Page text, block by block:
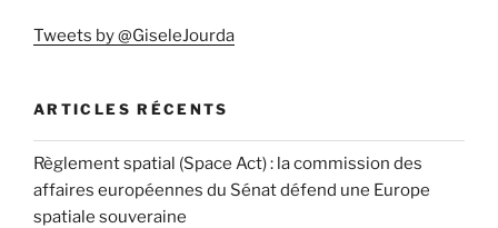
Tweets by @GiseleJourda
ARTICLES RÉCENTS
Règlement spatial (Space Act) : la commission des
affaires européennes du Sénat défend une Europe
spatiale souveraine